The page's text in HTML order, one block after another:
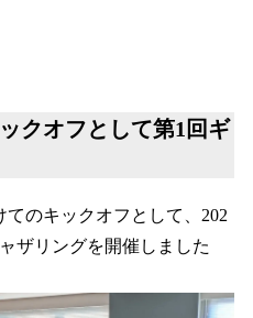
クオフとして第1回ギ
のキックオフとして、202
ザリングを開催しました